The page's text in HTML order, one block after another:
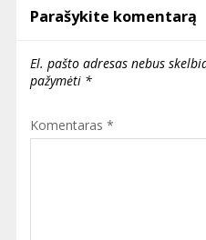
Parašykite komentarą
El. pašto adresas nebus
pažymėti *
Komentaras *